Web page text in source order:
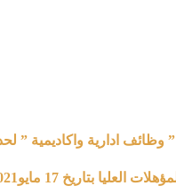
وظائف ادارية واكاديمية ”
.. والتقديم الكتروني